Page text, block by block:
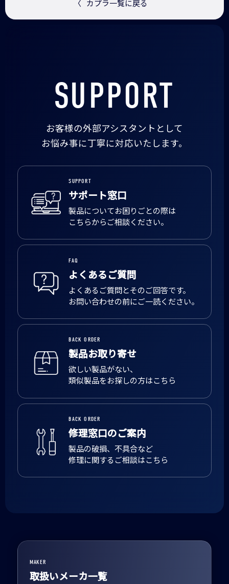
〈 カプラ一覧に戻る
SUPPORT
お客様の外部アシスタントとして
お悩み事に丁寧に対応いたします。
SUPPORT
サポート窓口
製品についてお困りごとの際は
こちらからご相談ください。
FAQ
よくあるご質問
よくあるご質問とそのご回答です。
お問い合わせの前にご一読ください。
BACK ORDER
製品お取り寄せ
欲しい製品がない、
類似製品をお探しの方はこちら
BACK ORDER
修理窓口のご案内
製品の破損、不具合など
修理に関するご相談はこちら
MAKER
取扱いメーカ一覧